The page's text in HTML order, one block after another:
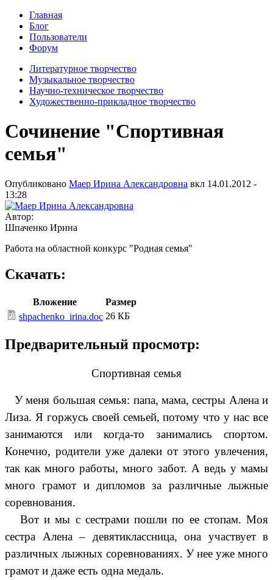
Главная
Блог
Пользователи
Форум
Литературное творчество
Музыкальное творчество
Научно-техническое творчество
Художественно-прикладное творчество
Сочинение "Спортивная
семья"
Опубликовано Маер Ирина Александровна вкл 14.01.2012 -
13:28
Автор:
Шпаченко Ирина
Работа на областной конкурс "Родная семья"
Скачать:
Вложение
Размер
shpachenko_irina.doc 26 КБ
Предварительный просмотр:
Спортивная семья
У меня большая семья: папа, мама, сестры Алена и
Лиза. Я горжусь своей семьей, потому что у нас все
занимаются или когда-то занимались спортом.
Конечно, родители уже далеки от этого увлечения,
так как много работы, много забот. А ведь у мамы
много грамот и дипломов за различные лыжные
соревнования.
Вот и мы с сестрами пошли по ее стопам. Моя
сестра Алена – девятиклассница, она участвует в
различных лыжных соревнованиях. У нее уже много
грамот и даже есть одна медаль.